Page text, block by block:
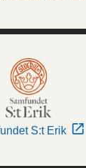
S:t Erik